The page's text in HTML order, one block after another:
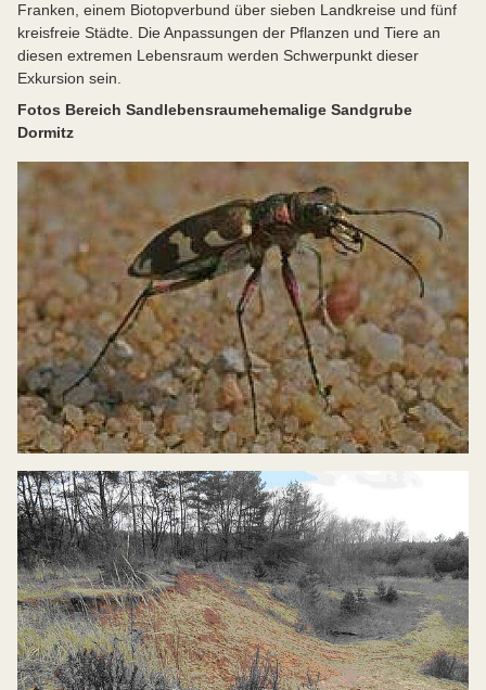
Franken, einem Biotopverbund über sieben Landkreise und fünf
kreisfreie Städte. Die Anpassungen der Pflanzen und Tiere an
diesen extremen Lebensraum werden Schwerpunkt dieser
Exkursion sein.
Fotos Bereich Sandlebensraumehemalige Sandgrube
Dormitz